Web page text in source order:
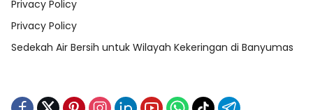
Privacy Policy
Privacy Policy
Sedekah Air Bersih untuk Wilayah Kekeringan di Banyumas